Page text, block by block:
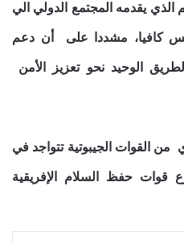
يقدمه المجتمع الدولي الي
كافيا، مشددا على أن دعم
الوحيد نحو تعزيز الأمن
الي أن 900 جندي من القوات الجيبوتية تتواجد في
حفظ السلام الإفريقية